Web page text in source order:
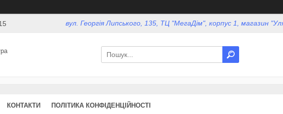
вул. Георгія Липського, 135, ТЦ "МегаДім", корпус 1, магазин
КОНТАКТИ ПОЛІТИКА КОНФІДЕНЦІЙНОСТІ